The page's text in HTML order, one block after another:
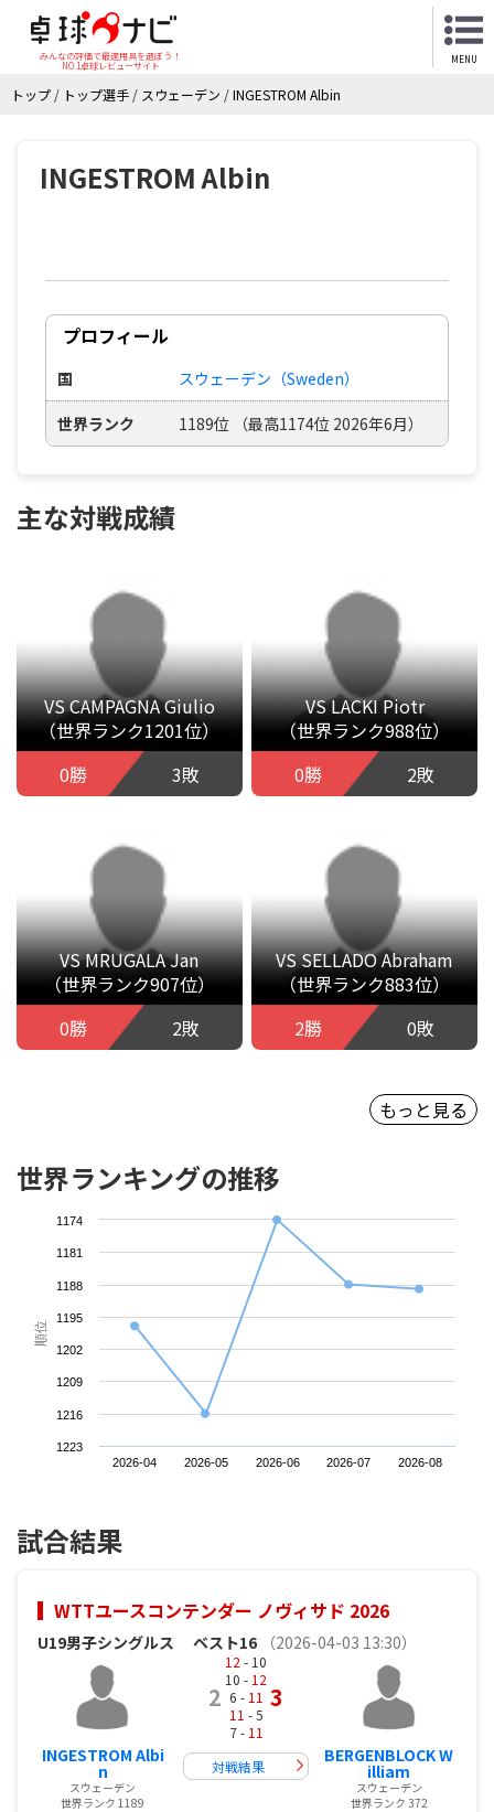
みんなの評価で最適用具を選ぼう！
NO.1卓球レビューサイト
MENU
トップ / トップ選手 / スウェーデン /INGESTROM Albin
INGESTROM Albin
プロフィール
国 スウェーデン（Sweden）
世界ランク 1189位 （最高1174位 2026年6月）
主な対戦成績
VS CAMPAGNA Giulio
（世界ランク1201位）
0勝
3敗
VS LACKI Piotr
（世界ランク988位）
0勝
2敗
VS MRUGALA Jan
（世界ランク907位）
0勝
2敗
VS SELLADO Abraham
（世界ランク883位）
2勝
0敗
もっと見る
世界ランキングの推移
順位
2026-04 2026-05 2026-06 2026-07 2026-08
1174
1181
1188
1195
1202
1209
1216
1223
試合結果
WTTユースコンテンダー ノヴィサド 2026
U19男子シングルス ベスト16 （2026-04-03 13:30）
INGESTROM Albi
n
スウェーデン
世界ランク 1189
2
12 - 10
10 - 12
6 - 11
11 - 5
7 - 11
3
対戦結果
BERGENBLOCK W
illiam
スウェーデン
世界ランク 372